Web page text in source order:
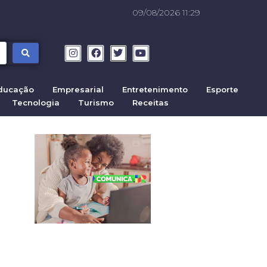
09/08/2026 11:29
Empresarial Entretenimento
Esporte
Tecnologia Turismo Receitas